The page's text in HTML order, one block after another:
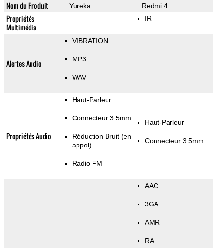
Nom du Produit Yureka Redmi 4
Propriétés
Multimédia
IR
Alertes Audio
VIBRATION
MP3
WAV
Propriétés Audio
Haut-Parleur
Connecteur 3.5mm
Réduction Bruit (en
appel)
Radio FM
Haut-Parleur
Connecteur 3.5mm
AAC
3GA
AMR
RA